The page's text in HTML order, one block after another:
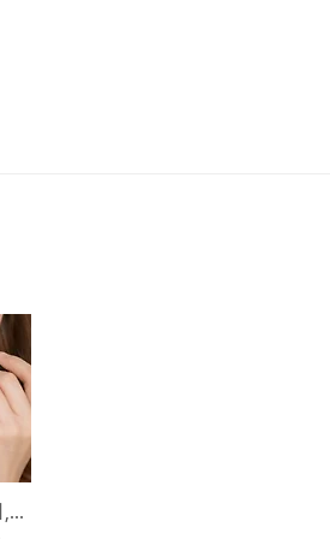
봄 메이크업 (색조 조합, 이목구비, 그러데이션)